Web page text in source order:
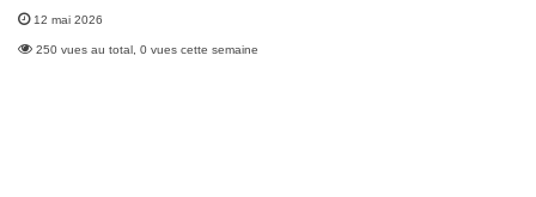
12 mai 2026
250 vues au total, 0 vues cette semaine